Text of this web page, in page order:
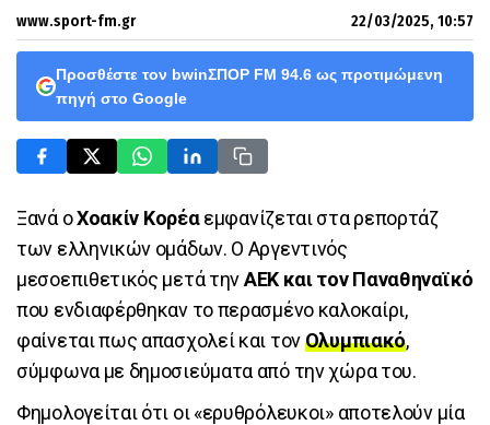
www.sport-fm.gr 22/03/2025, 10:57
Προσθέστε τον bwinΣΠΟΡ FM 94.6 ως προτιμώμενη
πηγή στο Google
Ξανά οΧοακίν Κορέαεμφανίζεται στα ρεπορτάζ
των ελληνικών ομάδων. Ο Αργεντινός
μεσοεπιθετικός μετά τηνΑΕΚ και τον Παναθηναϊκό
που ενδιαφέρθηκαν το περασμένο καλοκαίρι,
φαίνεται πως απασχολεί και τονΟλυμπιακό,
σύμφωνα με δημοσιεύματα από την χώρα του.
Φημολογείται ότι οι «ερυθρόλευκοι» αποτελούν μία